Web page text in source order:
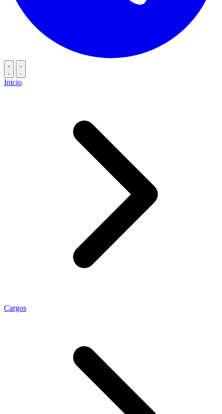
Inicio
Cargos